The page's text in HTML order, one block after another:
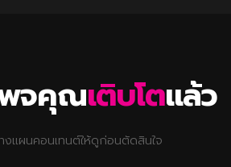
พจคุณเติบโตแล้ว
งแผนคอนเทนต์ให้ดูก่อนตัดสินใจ